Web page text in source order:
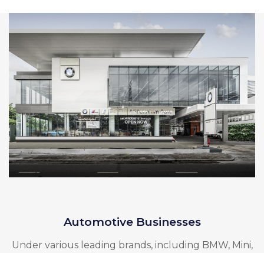
Automotive Businesses
Under various leading brands, including BMW, Mini,